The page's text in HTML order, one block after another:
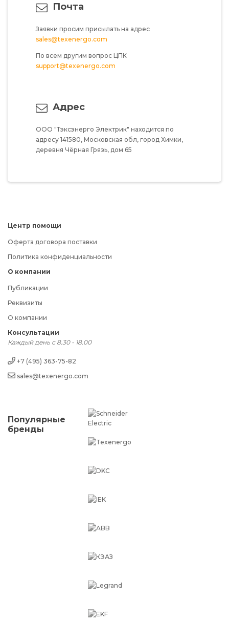
Почта
Заявки просим присылать на адрес
sales@texenergo.com
По всем другим вопрос ЦПК
support@texenergo.com
Адрес
ООО "Тэксэнерго Электрик" находится по
адресу 141580, Московская обл, город Химки,
деревня Чёрная Грязь, дом 65
Центр помощи
Оферта договора поставки
Политика конфиденциальности
О компании
Публикации
Реквизиты
О компании
Консультации
Каждый день с 8.30 - 18.00
+7 (495) 363-75-82
sales@texenergo.com
Популярные
бренды